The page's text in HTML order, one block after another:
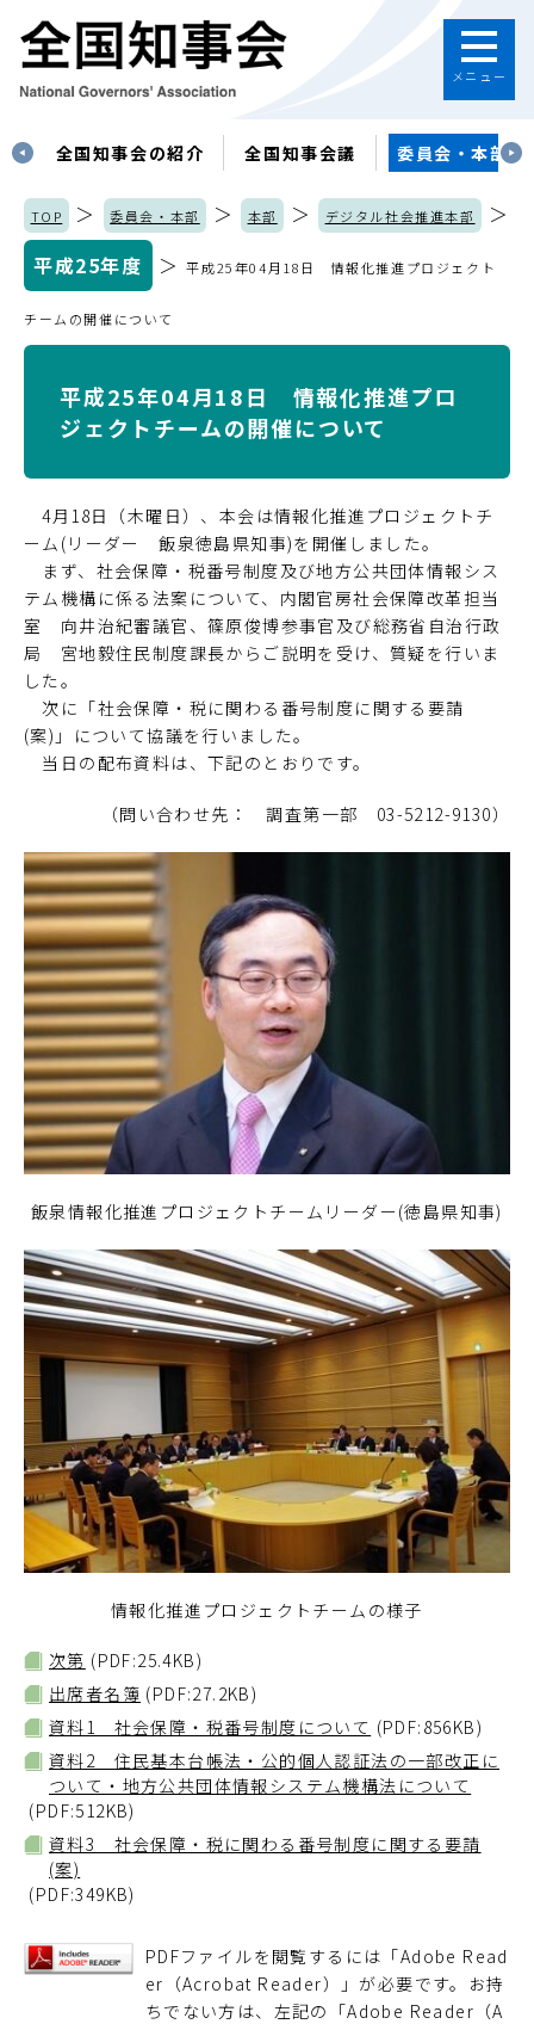
メニュー
全国知事会の紹介 全国知事会議 委員会・本部
TOP ＞ 委員会・本部 ＞ 本部 ＞ デジタル社会推進本部
＞
平成25年度
＞平成25年04月18日 情報化推進プロジェクト
チームの開催について
平成25年04月18日 情報化推進プロ
ジェクトチームの開催について
4月18日（木曜日）、本会は情報化推進プロジェクトチ
ーム(リーダー 飯泉徳島県知事)を開催しました。
まず、社会保障・税番号制度及び地方公共団体情報シス
テム機構に係る法案について、内閣官房社会保障改革担当
室 向井治紀審議官、篠原俊博参事官及び総務省自治行政
局 宮地毅住民制度課長からご説明を受け、質疑を行いま
した。
次に「社会保障・税に関わる番号制度に関する要請
(案)」について協議を行いました。
当日の配布資料は、下記のとおりです。
（問い合わせ先： 調査第一部 03-5212-9130）
飯泉情報化推進プロジェクトチームリーダー(徳島県知事)
情報化推進プロジェクトチームの様子
次第 (PDF:25.4KB)
出席者名簿 (PDF:27.2KB)
資料1 社会保障・税番号制度について (PDF:856KB)
資料2 住民基本台帳法・公的個人認証法の一部改正に
ついて・地方公共団体情報システム機構法について
(PDF:512KB)
資料3 社会保障・税に関わる番号制度に関する要請
(案)
(PDF:349KB)
PDFファイルを閲覧するには「Adobe Read
er（Acrobat Reader）」が必要です。お持
ちでない方は、左記の「Adobe Reader（A